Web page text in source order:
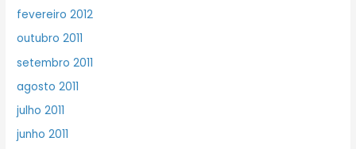
fevereiro 2012
outubro 2011
setembro 2011
agosto 2011
julho 2011
junho 2011